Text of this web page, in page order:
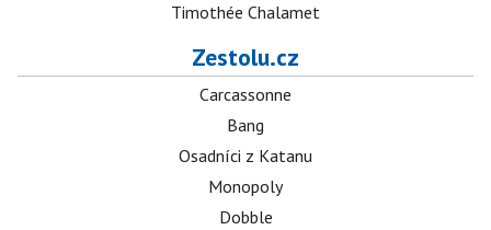
Timothée Chalamet
Zestolu.cz
Carcassonne
Bang
Osadníci z Katanu
Monopoly
Dobble